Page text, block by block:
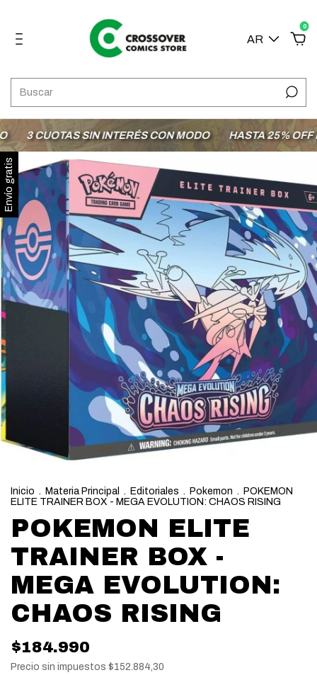
AR
0
3 CUOTAS SIN INTERÉS CON MODO HASTA 25% OFF EN
Envío gratis
Inicio . Materia Principal . Editoriales . Pokemon . POKEMON
ELITE TRAINER BOX - MEGA EVOLUTION: CHAOS RISING
POKEMON ELITE
TRAINER BOX -
MEGA EVOLUTION:
CHAOS RISING
$184.990
Precio sin impuestos $152.884,30